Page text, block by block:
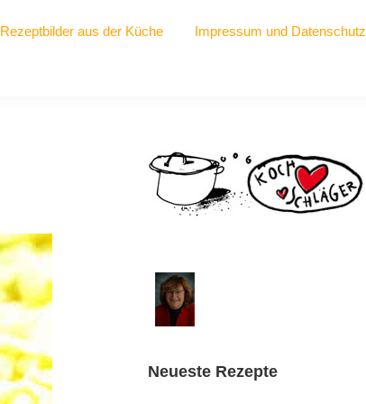
Rezeptbilder aus der Küche Impressum und Datenschutz
Seitenspalte
Neueste Rezepte